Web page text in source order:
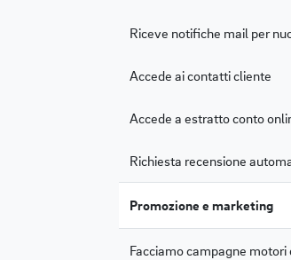
Riceve notifiche mail per
Accede ai contatti cliente
Accede a estratto conto
Richiesta recensione
Promozione e marketing
Facciamo campagne motori